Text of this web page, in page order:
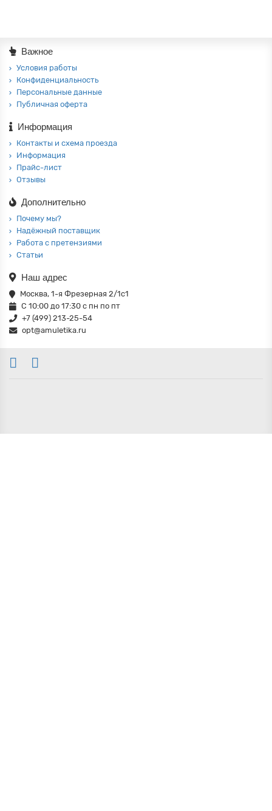
Важное
Условия работы
Конфиденциальность
Персональные данные
Публичная оферта
Информация
Контакты и схема проезда
Информация
Прайс-лист
Отзывы
Дополнительно
Почему мы?
Надёжный поставщик
Работа с претензиями
Статьи
Наш адрес
Москва, 1-я Фрезерная 2/1с1
С 10:00 до 17:30 с пн по пт
+7 (499) 213-25-54
opt@amuletika.ru